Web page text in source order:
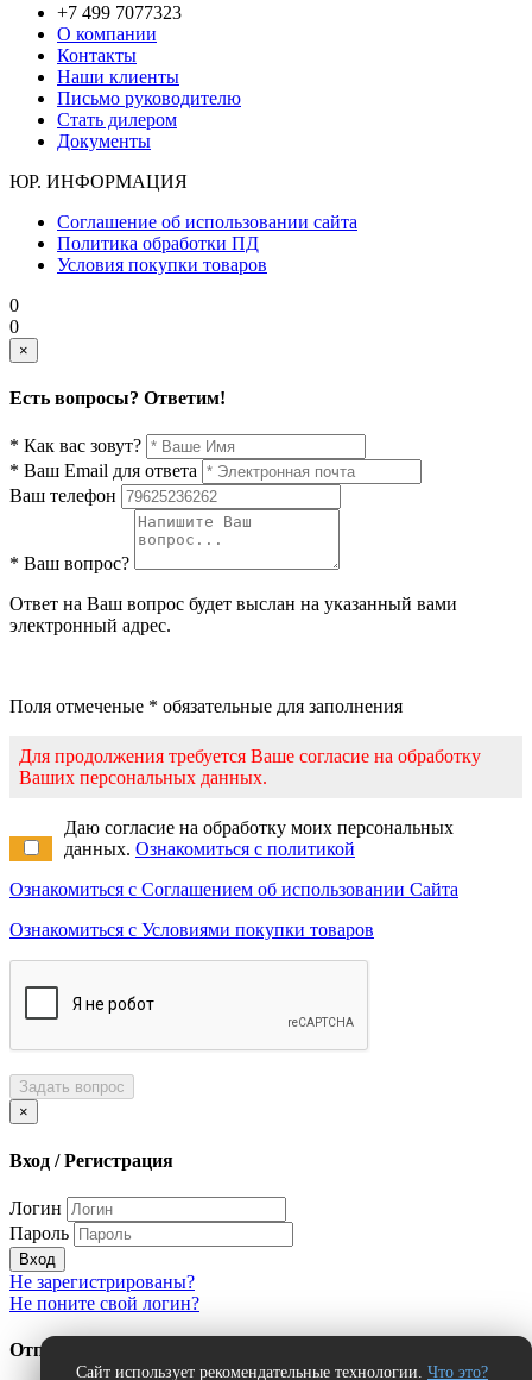
+7 499 7077323
О компании
Контакты
Наши клиенты
Письмо руководителю
Стать дилером
Документы
ЮР. ИНФОРМАЦИЯ
Соглашение об использовании сайта
Политика обработки ПД
Условия покупки товаров
Сайт использует рекомендательные технологии. Что это?
0
0
×
Есть вопросы? Ответим!
* Как вас зовут?
* Ваш Email для ответа
Ваш телефон
* Ваш вопрос?
Ответ на Ваш вопрос будет выслан на указанный вами
электронный адрес.
Поля отмеченые * обязательные для заполнения
Для продолжения требуется Ваше согласие на обработку
Ваших персональных данных.
Даю согласие на обработку моих персональных
данных. Ознакомиться с политикой
Ознакомиться с Соглашением об использовании Сайта
Ознакомиться с Условиями покупки товаров
Задать вопрос
×
Вход / Регистрация
Логин
Пароль
Вход
Не зарегистрированы?
Не поните свой логин?
Отправить сообщение об ошибке?